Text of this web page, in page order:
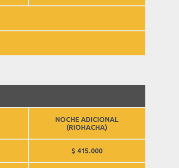
NOCHE ADICIONAL
(RIOHACHA)
$ 415.000